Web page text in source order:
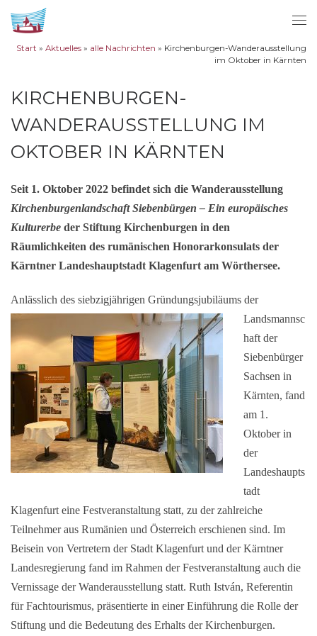
Zum Inhalt springen
Start » Aktuelles » alle Nachrichten » Kirchenburgen-Wanderausstellung
im Oktober in Kärnten
KIRCHENBURGEN-
WANDERAUSSTELLUNG IM
OKTOBER IN KÄRNTEN
Seit 1. Oktober 2022 befindet sich die Wanderausstellung
Kirchenburgenlandschaft Siebenbürgen – Ein europäisches
Kulturerbe der Stiftung Kirchenburgen in den
Räumlichkeiten des rumänischen Honorarkonsulats der
Kärntner Landeshauptstadt Klagenfurt am Wörthersee.
Anlässlich des siebzigjährigen Gründungsjubiläums der
Landsmannsc
haft der
Siebenbürger
Sachsen in
Kärnten, fand
am 1.
Oktober in
der
Landeshaupts
tadt
Klagenfurt eine Festveranstaltung statt, zu der zahlreiche
Teilnehmer aus Rumänien und Österreich erschienen sind. Im
Beisein von Vertretern der Stadt Klagenfurt und der Kärntner
Landesregierung fand im Rahmen der Festveranstaltung auch die
Vernissage der Wanderausstellung statt. Ruth István, Referentin
für Fachtourismus, präsentierte in einer Einführung die Rolle der
Stiftung und die Bedeutung des Erhalts der Kirchenburgen.